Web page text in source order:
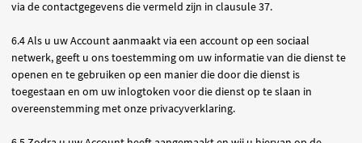
via de contactgegevens die vermeld zijn in clausule 37.
6.4 Als u uw Account aanmaakt via een account op een sociaal
netwerk, geeft u ons toestemming om uw informatie van die dienst te
openen en te gebruiken op een manier die door die dienst is
toegestaan en om uw inlogtoken voor die dienst op te slaan in
overeenstemming met onze privacyverklaring.